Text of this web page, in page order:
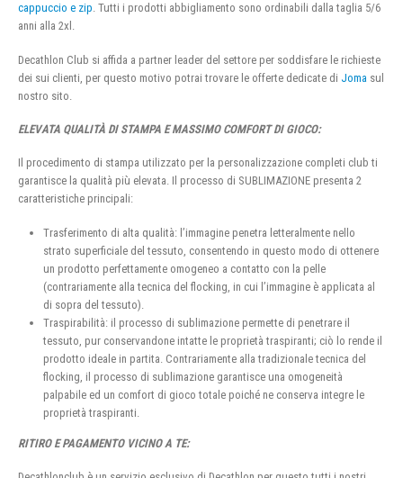
cappuccio e zip. Tutti i prodotti abbigliamento sono ordinabili dalla taglia 5/6
anni alla 2xl.
Decathlon Club si affida a partner leader del settore per soddisfare le richieste
dei sui clienti, per questo motivo potrai trovare le offerte dedicate di Joma sul
nostro sito.
ELEVATA QUALITÀ DI STAMPA E MASSIMO COMFORT DI GIOCO:
Il procedimento di stampa utilizzato per la personalizzazione completi club ti
garantisce la qualità più elevata. Il processo di SUBLIMAZIONE presenta 2
caratteristiche principali:
Trasferimento di alta qualità: l’immagine penetra letteralmente nello
strato superficiale del tessuto, consentendo in questo modo di ottenere
un prodotto perfettamente omogeneo a contatto con la pelle
(contrariamente alla tecnica del flocking, in cui l’immagine è applicata al
di sopra del tessuto).
Traspirabilità: il processo di sublimazione permette di penetrare il
tessuto, pur conservandone intatte le proprietà traspiranti; ciò lo rende il
prodotto ideale in partita. Contrariamente alla tradizionale tecnica del
flocking, il processo di sublimazione garantisce una omogeneità
palpabile ed un comfort di gioco totale poiché ne conserva integre le
proprietà traspiranti.
RITIRO E PAGAMENTO VICINO A TE: